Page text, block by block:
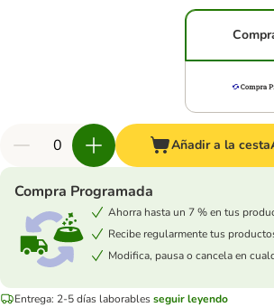
Añadir a la cesta
Compra Programada
Ahorra hasta un 7 % en tus
Recibe regularmente tus
Modifica, pausa o cancela en
Entrega: 2-5 días laborablesseguir leyendo